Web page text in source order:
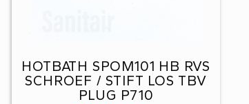
HOTBATH SPOM101 HB RVS
SCHROEF / STIFT LOS TBV
PLUG P710